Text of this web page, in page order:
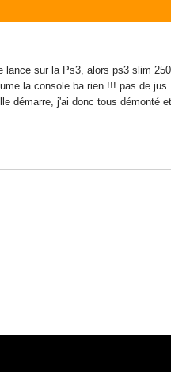
lance sur la Ps3, alors ps3 slim
la console ba rien !!! pas de jus.
démarre, j'ai donc tous